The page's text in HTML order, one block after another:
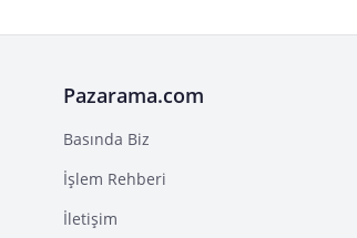
Pazarama.com
Basında Biz
İşlem Rehberi
İletişim